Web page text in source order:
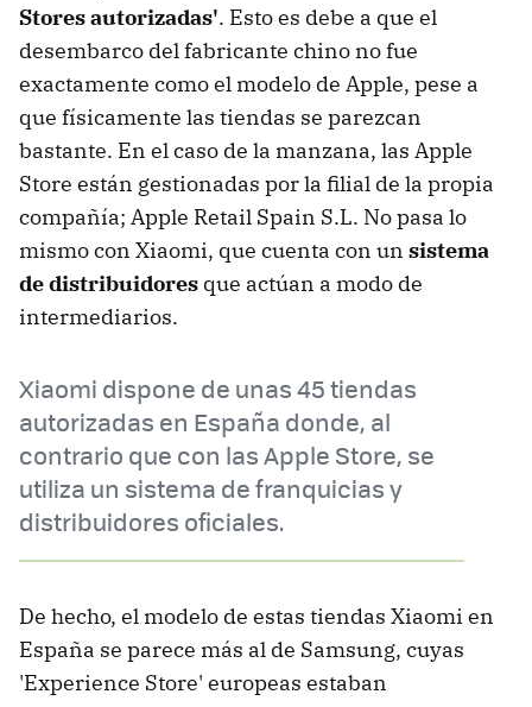
Stores autorizadas'. Esto es debe a que el
desembarco del fabricante chino no fue
exactamente como el modelo de Apple, pese a
que físicamente las tiendas se parezcan
bastante. En el caso de la manzana, las Apple
Store están gestionadas por la filial de la propia
compañía; Apple Retail Spain S.L. No pasa lo
mismo con Xiaomi, que cuenta con un sistema
de distribuidores que actúan a modo de
intermediarios.
Xiaomi dispone de unas 45 tiendas
autorizadas en España donde, al
contrario que con las Apple Store, se
utiliza un sistema de franquicias y
distribuidores oficiales.
De hecho, el modelo de estas tiendas Xiaomi en
España se parece más al de Samsung, cuyas
'Experience Store' europeas estaban